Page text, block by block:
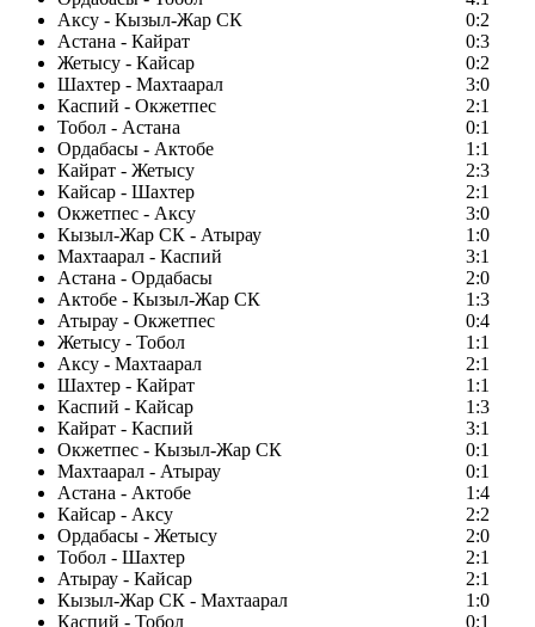
Аксу - Кызыл-Жар СК
0:2
Астана - Кайрат
0:3
Жетысу - Кайсар
0:2
Шахтер - Махтаарал
3:0
Каспий - Окжетпес
2:1
Тобол - Астана
0:1
Ордабасы - Актобе
1:1
Кайрат - Жетысу
2:3
Кайсар - Шахтер
2:1
Окжетпес - Аксу
3:0
Кызыл-Жар СК - Атырау
1:0
Махтаарал - Каспий
3:1
Астана - Ордабасы
2:0
Актобе - Кызыл-Жар СК
1:3
Атырау - Окжетпес
0:4
Жетысу - Тобол
1:1
Аксу - Махтаарал
2:1
Шахтер - Кайрат
1:1
Каспий - Кайсар
1:3
Кайрат - Каспий
3:1
Окжетпес - Кызыл-Жар СК
0:1
Махтаарал - Атырау
0:1
Астана - Актобе
1:4
Кайсар - Аксу
2:2
Ордабасы - Жетысу
2:0
Тобол - Шахтер
2:1
Атырау - Кайсар
2:1
Кызыл-Жар СК - Махтаарал
1:0
Каспий - Тобол
0:1